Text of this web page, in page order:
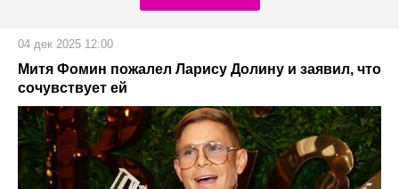
04 дек 2025 12:00
Митя Фомин пожалел Ларису Долину и заявил, что
сочувствует ей